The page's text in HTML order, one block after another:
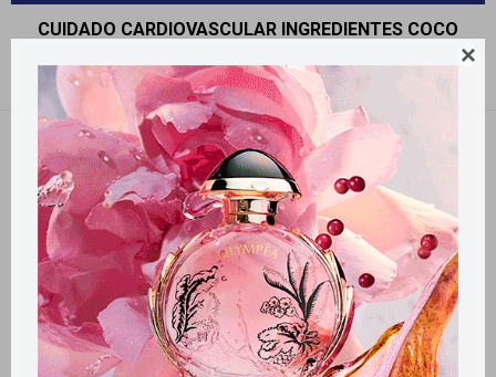

CUIDADO CARDIOVASCULAR INGREDIENTES COCO
Recomendados
Filtrando por: Cuidado Cardiovascular Ingredientes: Coco
Quitar filtros